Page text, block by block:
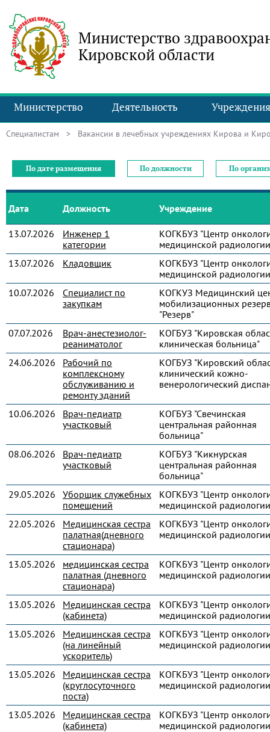
Министерство
Кировской области
Министерство Деятельность Учреждения
Специалистам > Вакансии в лечебных учреждениях Кирова и
По дате размещения По должности По
Дата Должность Учреждение
13.07.2026
Инженер 1
категории
КОГКБУЗ "Центр
медицинской
13.07.2026
Кладовщик
КОГКБУЗ "Центр
медицинской
10.07.2026
Специалист по
закупкам
КОГКУЗ Медицинский
мобилизационных
"Резерв"
07.07.2026
Врач-анестезиолог-
реаниматолог
КОГБУЗ "Кировская
клиническая больница"
24.06.2026
Рабочий по
комплексному
обслуживанию и
ремонту зданий
КОГБУЗ "Кировский
клинический кожно-
венерологический
10.06.2026
Врач-педиатр
участковый
КОГБУЗ "Свечинская
центральная районная
больница"
08.06.2026
Врач-педиатр
участковый
КОГБУЗ "Кикнурская
центральная районная
больница"
29.05.2026
Уборщик служебных
помещений
КОГКБУЗ "Центр
медицинской
22.05.2026
Медицинская сестра
палатная(дневного
стационара)
КОГКБУЗ "Центр
медицинской
13.05.2026
медицинская сестра
палатная (дневного
стационара)
КОГКБУЗ "Центр
медицинской
13.05.2026
Медицинская сестра
(кабинета)
КОГКБУЗ "Центр
медицинской
13.05.2026
Медицинская сестра
(на линейный
ускоритель)
КОГКБУЗ "Центр
медицинской
13.05.2026
Медицинская сестра
(круглосуточного
поста)
КОГКБУЗ "Центр
медицинской
13.05.2026
Медицинская сестра
(кабинета)
КОГКБУЗ "Центр
медицинской